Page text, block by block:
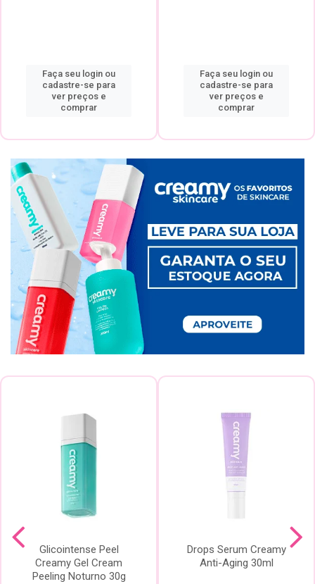
Faça seu login ou
cadastre-se para
ver preços e
comprar
Faça seu login ou
cadastre-se para
ver preços e
comprar
Glicointense Peel
Creamy Gel Cream
Peeling Noturno 30g
Drops Serum Creamy
Anti-Aging 30ml